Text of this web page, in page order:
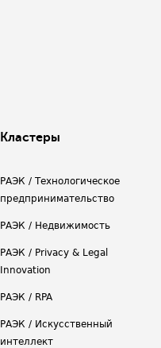
Кластеры
РАЭК / Технологическое
предпринимательство
РАЭК / Недвижимость
РАЭК / Privacy & Legal
Innovation
РАЭК / RPA
РАЭК / Искусственный
интеллект